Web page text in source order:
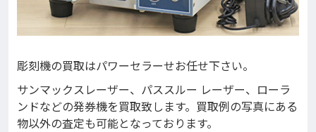
彫刻機の買取はパワーセラーせお任せ下さい。
サンマックスレーザー、パススルー レーザー、ローラ
ンドなどの発券機を買取致します。買取例の写真にある
物以外の査定も可能となっております。